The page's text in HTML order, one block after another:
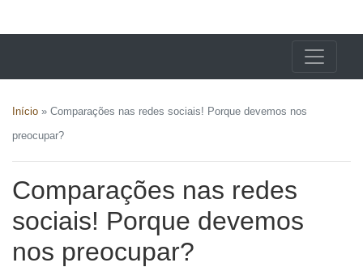
Início » Comparações nas redes sociais! Porque devemos nos
preocupar?
Comparações nas redes
sociais! Porque devemos
nos preocupar?